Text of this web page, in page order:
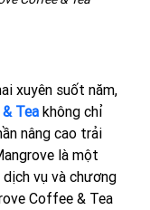
xuyên suốt năm,
Tea không chỉ
nâng cao trải
là một
vụ và chương
Coffee & Tea